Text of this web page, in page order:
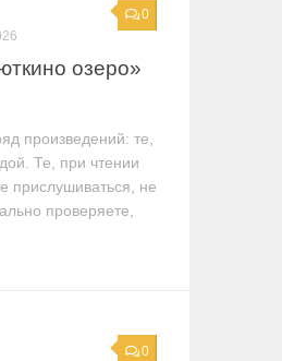
0
озеро»
произведений: те,
Те, при чтении
прислушиваться, не
проверяете,
0